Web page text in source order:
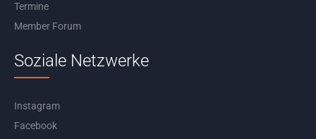
Termine
Member Forum
Soziale Netzwerke
Instagram
Facebook